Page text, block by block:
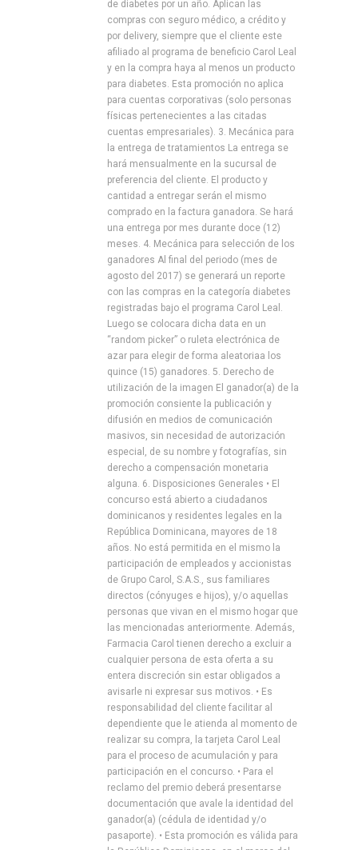
de diabetes por un año. Aplican las
compras con seguro médico, a crédito y
por delivery, siempre que el cliente este
afiliado al programa de beneficio Carol Leal
y en la compra haya al menos un producto
para diabetes. Esta promoción no aplica
para cuentas corporativas (solo personas
físicas pertenecientes a las citadas
cuentas empresariales). 3. Mecánica para
la entrega de tratamientos La entrega se
hará mensualmente en la sucursal de
preferencia del cliente. El producto y
cantidad a entregar serán el mismo
comprado en la factura ganadora. Se hará
una entrega por mes durante doce (12)
meses. 4. Mecánica para selección de los
ganadores Al final del periodo (mes de
agosto del 2017) se generará un reporte
con las compras en la categoría diabetes
registradas bajo el programa Carol Leal.
Luego se colocara dicha data en un
“random picker” o ruleta electrónica de
azar para elegir de forma aleatoriaa los
quince (15) ganadores. 5. Derecho de
utilización de la imagen El ganador(a) de la
promoción consiente la publicación y
difusión en medios de comunicación
masivos, sin necesidad de autorización
especial, de su nombre y fotografías, sin
derecho a compensación monetaria
alguna. 6. Disposiciones Generales • El
concurso está abierto a ciudadanos
dominicanos y residentes legales en la
República Dominicana, mayores de 18
años. No está permitida en el mismo la
participación de empleados y accionistas
de Grupo Carol, S.A.S., sus familiares
directos (cónyuges e hijos), y/o aquellas
personas que vivan en el mismo hogar que
las mencionadas anteriormente. Además,
Farmacia Carol tienen derecho a excluir a
cualquier persona de esta oferta a su
entera discreción sin estar obligados a
avisarle ni expresar sus motivos. • Es
responsabilidad del cliente facilitar al
dependiente que le atienda al momento de
realizar su compra, la tarjeta Carol Leal
para el proceso de acumulación y para
participación en el concurso. • Para el
reclamo del premio deberá presentarse
documentación que avale la identidad del
ganador(a) (cédula de identidad y/o
pasaporte). • Esta promoción es válida para